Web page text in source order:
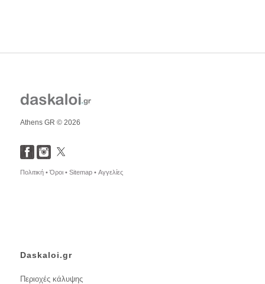
Athens GR © 2026
Πολιτική •Όροι • Sitemap • Αγγελίες
Daskaloi.gr
Περιοχές κάλυψης